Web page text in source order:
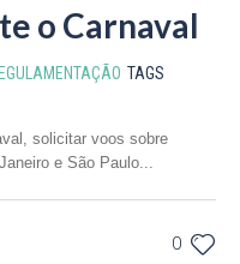
o Carnaval
TAGS
solicitar voos sobre
e São Paulo...
0